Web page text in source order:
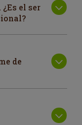
el ser
de